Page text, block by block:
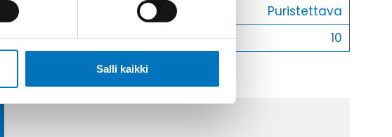
Salli kaikki
Liitostapa
Puristettava
Myyntierä
10